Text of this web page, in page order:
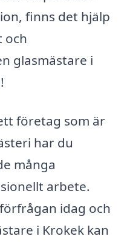
finns det hjälp
och
glasmästare i
företag som är
har du
många
arbete.
idag och
i Krokek kan